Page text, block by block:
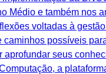
Médio e também nos
voltadas à
possíveis
seus
a